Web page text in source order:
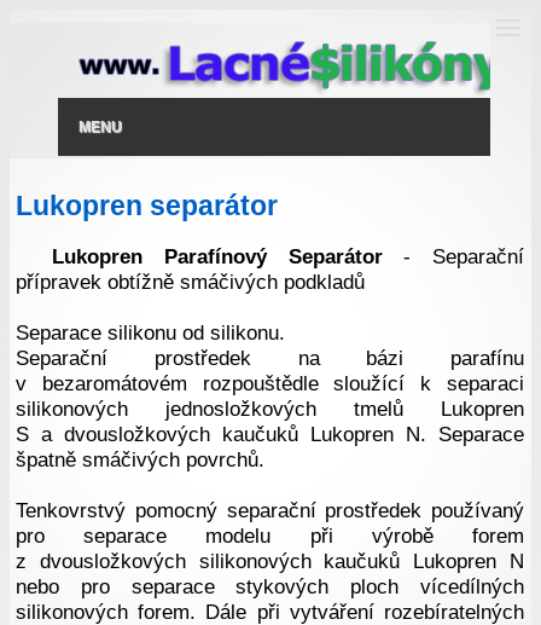
MENU
Lukopren separátor
Lukopren Parafínový Separátor- Separační
přípravek obtížně smáčivých podkladů
Separace silikonu od silikonu.
Separační prostředek na bázi parafínu
v bezaromátovém rozpouštědle sloužící k separaci
silikonových jednosložkových tmelů Lukopren
S a dvousložkových kaučuků Lukopren N. Separace
špatně smáčivých povrchů.
Tenkovrstvý pomocný separační prostředek používaný
pro separace modelu při výrobě forem
z dvousložkových silikonových kaučuků Lukopren N
nebo pro separace stykových ploch vícedílných
silikonových forem. Dále při vytváření rozebíratelných